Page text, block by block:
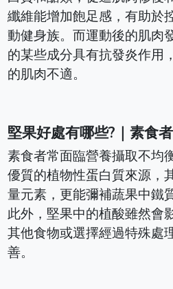
纖維能增加飽足感，有助於
動健身族。而運動後的肌肉
的某些成分具有抗發炎作用
的肌肉不適。
堅果好處有哪些?｜素食
素食者常面臨營養攝取不均
優質的植物性蛋白質來源，
量元素，更能彌補蔬果中鐵
此外，堅果中的植酸雖然會
其他食物或選擇經過特殊處
善。